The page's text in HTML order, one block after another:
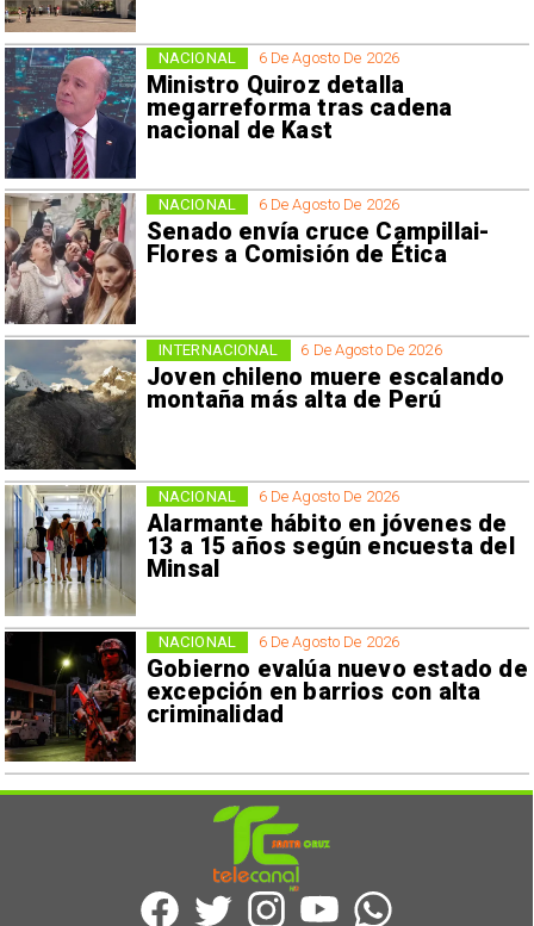
6 De Agosto De 2026
Ministro Quiroz detalla
megarreforma tras cadena
nacional de Kast
NACIONAL
6 De Agosto De 2026
Senado envía cruce Campillai-
Flores a Comisión de Ética
NACIONAL
6 De Agosto De 2026
Joven chileno muere escalando
montaña más alta de Perú
INTERNACIONAL
6 De Agosto De 2026
Alarmante hábito en jóvenes de
13 a 15 años según encuesta del
Minsal
NACIONAL
6 De Agosto De 2026
Gobierno evalúa nuevo estado de
excepción en barrios con alta
criminalidad
NACIONAL